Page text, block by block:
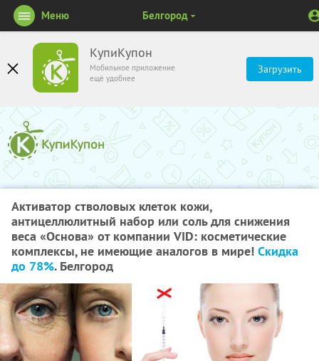
КупиКупон
Мобильное приложение
ещё удобнее
Загрузить
Меню Белгород
Активатор стволовых клеток кожи,
антицеллюлитный набор или соль для снижения
веса «Основа» от компании VID: косметические
комплексы, не имеющие аналогов в мире! Скидка
до 78%. Белгород